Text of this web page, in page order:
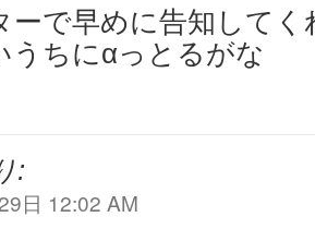
ーで早めに告知してく
うちにαっとるがな
:
日 12:02 AM